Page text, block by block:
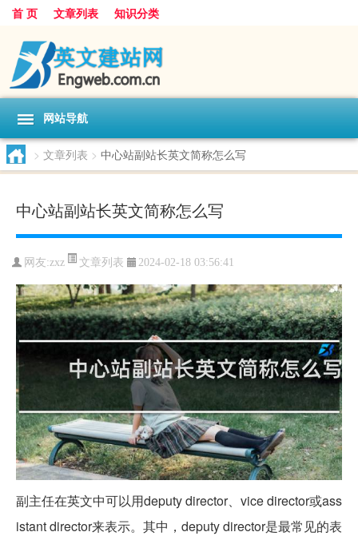
首 页 文章列表 知识分类
网站导航
> 文章列表 > 中心站副站长英文简称怎么写
中心站副站长英文简称怎么写
网友:zxz 文章列表 2024-02-18 03:56:41
副主任在英文中可以用deputy director、vice director或ass
istant director来表示。其中，deputy director是最常见的表